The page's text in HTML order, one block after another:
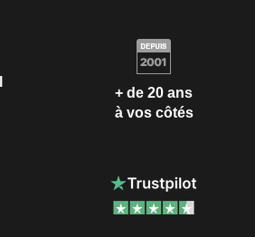
+ de 20 ans
à vos côtés